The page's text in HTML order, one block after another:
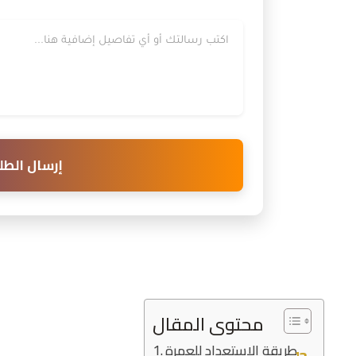
إرسال
محتوى المقال
طريقة الاستعداد للعمرة